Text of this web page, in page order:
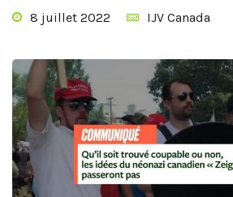
8 juillet 2022 IJV Canada